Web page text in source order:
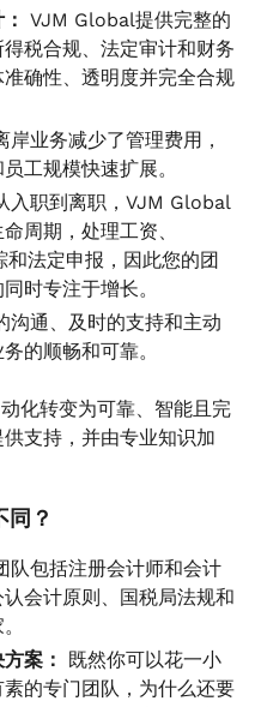
VJM Global提供完整的
税合规、法定审计和财务
确性、透明度并完全合规
岸业务减少了管理费用，
工规模快速扩展。
入职到离职，VJM Global
周期，处理工资、
法定申报，因此您的团
时专注于增长。
沟通、及时的支持和主动
的顺畅和可靠。
化转变为可靠、智能且完
支持，并由专业知识加
同？
队包括注册会计师和会计
会计原则、国税局法规和
案：
既然你可以花一小
的专门团队，为什么还要